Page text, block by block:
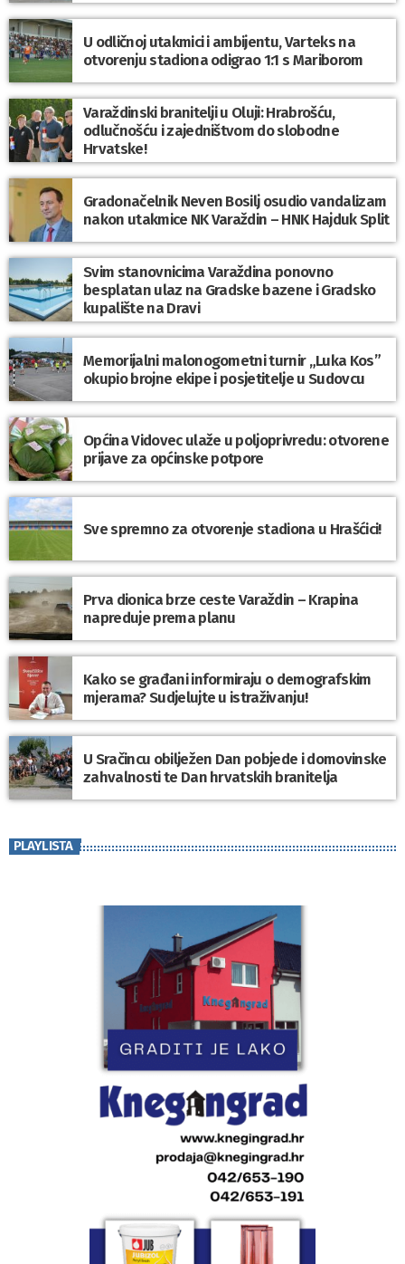
U odličnoj utakmici i ambijentu, Varteks na
otvorenju stadiona odigrao 1:1 s Mariborom
Varaždinski branitelji u Oluji: Hrabrošću,
odlučnošću i zajedništvom do slobodne
Hrvatske!
Gradonačelnik Neven Bosilj osudio vandalizam
nakon utakmice NK Varaždin – HNK Hajduk Split
Svim stanovnicima Varaždina ponovno
besplatan ulaz na Gradske bazene i Gradsko
kupalište na Dravi
Memorijalni malonogometni turnir „Luka Kos”
okupio brojne ekipe i posjetitelje u Sudovcu
Općina Vidovec ulaže u poljoprivredu: otvorene
prijave za općinske potpore
Sve spremno za otvorenje stadiona u Hrašćici!
Prva dionica brze ceste Varaždin – Krapina
napreduje prema planu
Kako se građani informiraju o demografskim
mjerama? Sudjelujte u istraživanju!
U Sračincu obilježen Dan pobjede i domovinske
zahvalnosti te Dan hrvatskih branitelja
PLAYLISTA